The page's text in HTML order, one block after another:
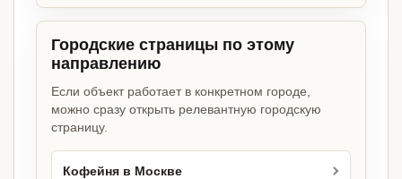
Городские страницы по этому
направлению
Если объект работает в конкретном городе,
можно сразу открыть релевантную городскую
страницу.
Кофейня в Москве